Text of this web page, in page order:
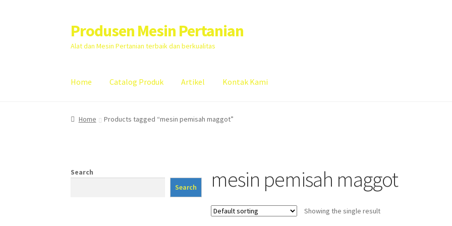
Skip
to
navigation
Skip
to
content
Produsen Mesin Pertanian
Alat dan Mesin Pertanian terbaik dan berkualitas
Home Catalog Produk Artikel Kontak Kami
Home Artikel Cart Checkout Kontak Kami My account
Home Products tagged “mesin pemisah maggot”
mesin pemisah maggot
Showing the single result
Search
Search